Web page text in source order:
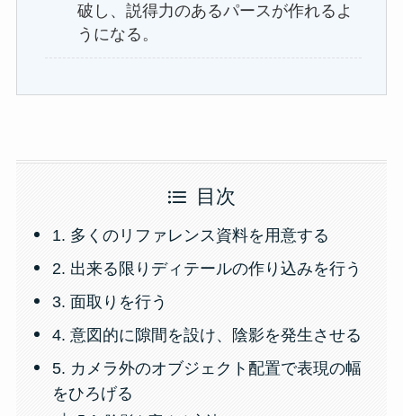
破し、説得力のあるパースが作れるよ
うになる。
目次
1. 多くのリファレンス資料を用意する
2. 出来る限りディテールの作り込みを行う
3. 面取りを行う
4. 意図的に隙間を設け、陰影を発生させる
5. カメラ外のオブジェクト配置で表現の幅
をひろげる